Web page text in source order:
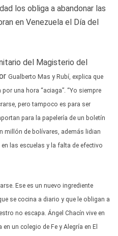
los obliga a abandonar las
en Venezuela el Día del
del Magisterio del
Gualberto Mas y Rubí, explica que
una hora “aciaga”. “Yo siempre
pero tampoco es para ser
para la papelería de un boletín
millón de bolívares, además lidian
las escuelas y la falta de efectivo
Ese es un nuevo ingrediente
se cocina a diario y que le obligan a
no escapa. Ángel Chacín vive en
un colegio de Fe y Alegría en El